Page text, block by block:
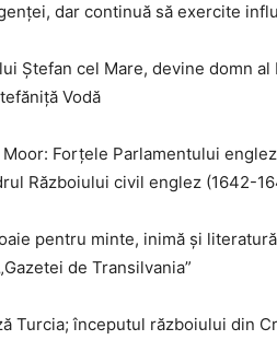
dar continuă să exercite
Ștefan cel Mare, devine domn al
Vodă
Forțele Parlamentului
Războiului civil englez (1642-
pentru minte, inimă și
de Transilvania”
Turcia; începutul războiului din